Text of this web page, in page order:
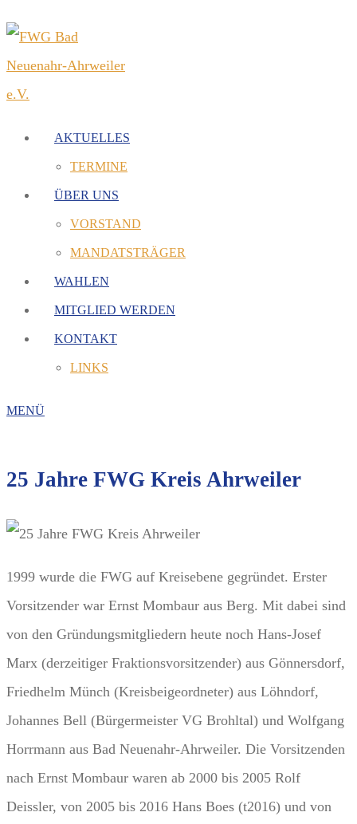
AKTUELLES
TERMINE
ÜBER UNS
VORSTAND
MANDATSTRÄGER
WAHLEN
MITGLIED WERDEN
KONTAKT
LINKS
MENÜ
25 Jahre FWG Kreis Ahrweiler
1999 wurde die FWG auf Kreisebene gegründet. Erster
Vorsitzender war Ernst Mombaur aus Berg. Mit dabei sind
von den Gründungsmitgliedern heute noch Hans-Josef
Marx (derzeitiger Fraktionsvorsitzender) aus Gönnersdorf,
Friedhelm Münch (Kreisbeigeordneter) aus Löhndorf,
Johannes Bell (Bürgermeister VG Brohltal) und Wolfgang
Horrmann aus Bad Neuenahr-Ahrweiler. Die Vorsitzenden
nach Ernst Mombaur waren ab 2000 bis 2005 Rolf
Deissler, von 2005 bis 2016 Hans Boes (t2016) und von